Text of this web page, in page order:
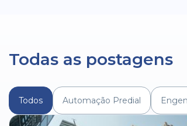
Todas as postagens
Todos Automação Predial